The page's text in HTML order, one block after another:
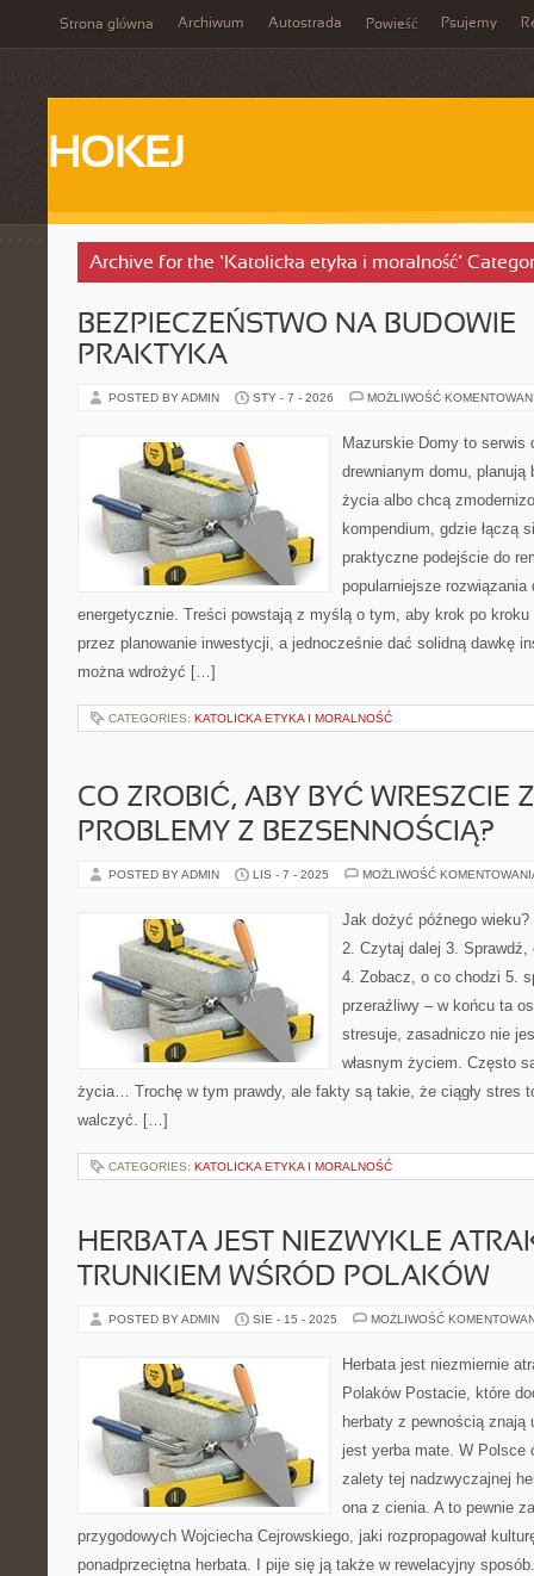
Strona główna Archiwum Autostrada Powieść Psujemy
HOKEJ
Archive for the ‘Katolicka etyka i moralność’
BEZPIECZEŃSTWO NA BUDOWIE
PRAKTYKA
POSTED BY ADMIN STY - 7 - 2026 MOŻLIWOŚĆ
Mazurskie Domy to serwis
drewnianym domu, planują
życia albo chcą
kompendium, gdzie łączą
praktyczne podejście do
popularniejsze
energetycznie. Treści powstają z myślą o tym, aby krok po
przez planowanie inwestycji, a jednocześnie dać solidną dawkę
można wdrożyć […]
CATEGORIES: KATOLICKA ETYKA I MORALNOŚĆ
CO ZROBIĆ, ABY BYĆ WRESZCIE
PROBLEMY Z BEZSENNOŚCIĄ?
POSTED BY ADMIN LIS - 7 - 2025 MOŻLIWOŚĆ
Jak dożyć późnego
2. Czytaj dalej 3.
4. Zobacz, o co chodzi 5.
przeraźliwy – w końcu ta
stresuje, zasadniczo nie
własnym życiem. Często
życia… Trochę w tym prawdy, ale fakty są takie, że ciągły stres
walczyć. […]
CATEGORIES: KATOLICKA ETYKA I MORALNOŚĆ
HERBATA JEST NIEZWYKLE
TRUNKIEM WŚRÓD POLAKÓW
POSTED BY ADMIN SIE - 15 - 2025 MOŻLIWOŚĆ
Herbata jest niezmiernie
Polaków Postacie, które
herbaty z pewnością znają
jest yerba mate. W Polsce
zalety tej nadzwyczajnej
ona z cienia. A to pewnie
przygodowych Wojciecha Cejrowskiego, jaki rozpropagował
ponadprzeciętna herbata. I pije się ją także w rewelacyjny